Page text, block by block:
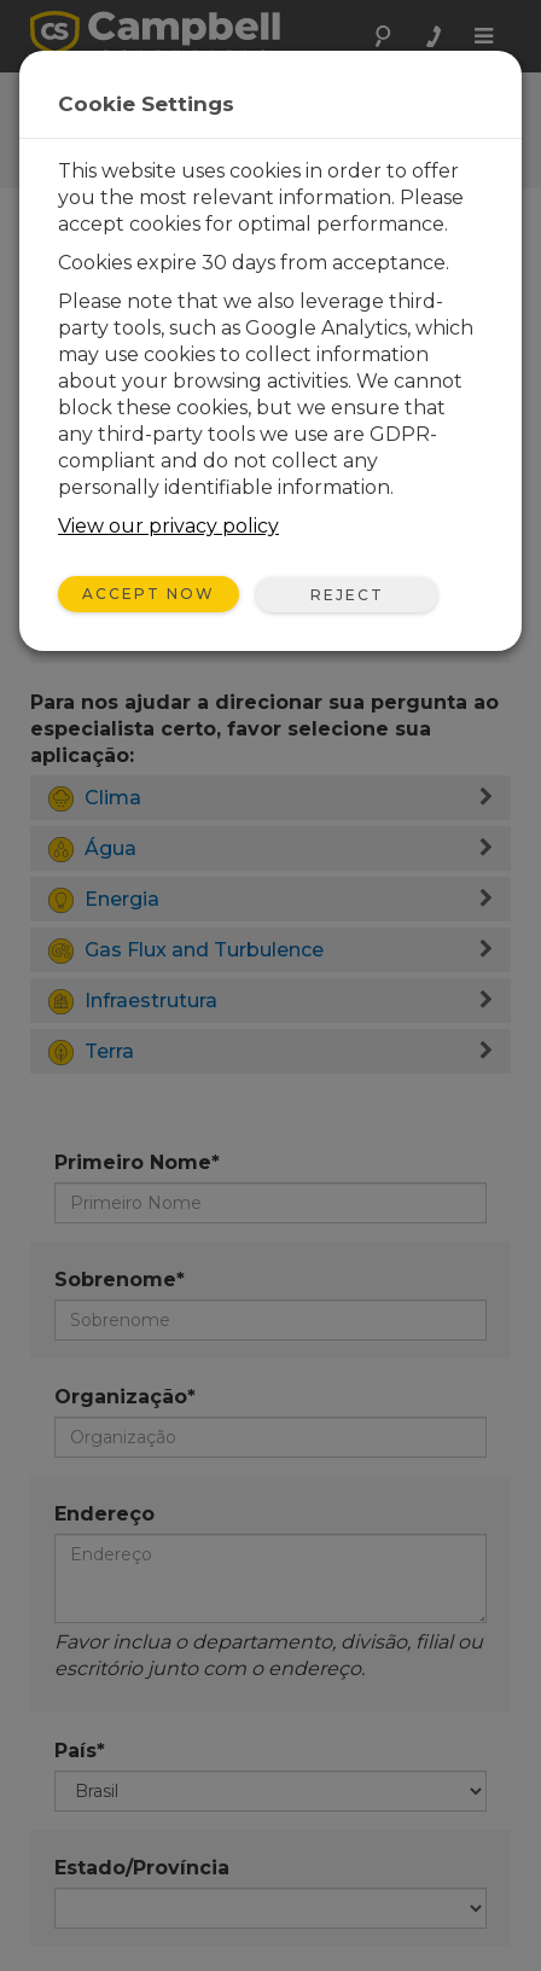
Toggle
Ask a Question
Typical response time of one
business day
nossos especialistas entrará em contato com você.
*=campo obrigatório.
Favor selecionar seu tipo de pergunta:
Vendas
Suporte
Insira sua pergunta aqui:
Para nos ajudar a direcionar sua pergunta ao
especialista certo, favor selecione sua
aplicação:
Clima
Água
Energia
Gas Flux and Turbulence
Infraestrutura
Terra
Primeiro Nome*
Sobrenome*
Organização*
Endereço
Favor inclua o departamento, divisão, filial ou
escritório junto com o endereço.
País*
Estado/Província
Cookie Settings
This website uses cookies in order to offer
you the most relevant information. Please
accept cookies for optimal performance.
Cookies expire 30 days from acceptance.
Please note that we also leverage third-
party tools, such as Google Analytics, which
may use cookies to collect information
about your browsing activities. We cannot
block these cookies, but we ensure that
any third-party tools we use are GDPR-
compliant and do not collect any
personally identifiable information.
View our privacy policy
ACCEPT NOW REJECT